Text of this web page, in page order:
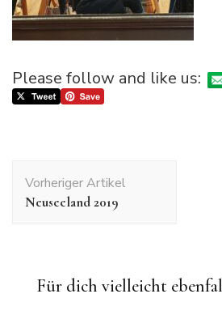
Please follow and like us:
Vorheriger Artikel
Neuseeland 2019
Für dich vielleicht